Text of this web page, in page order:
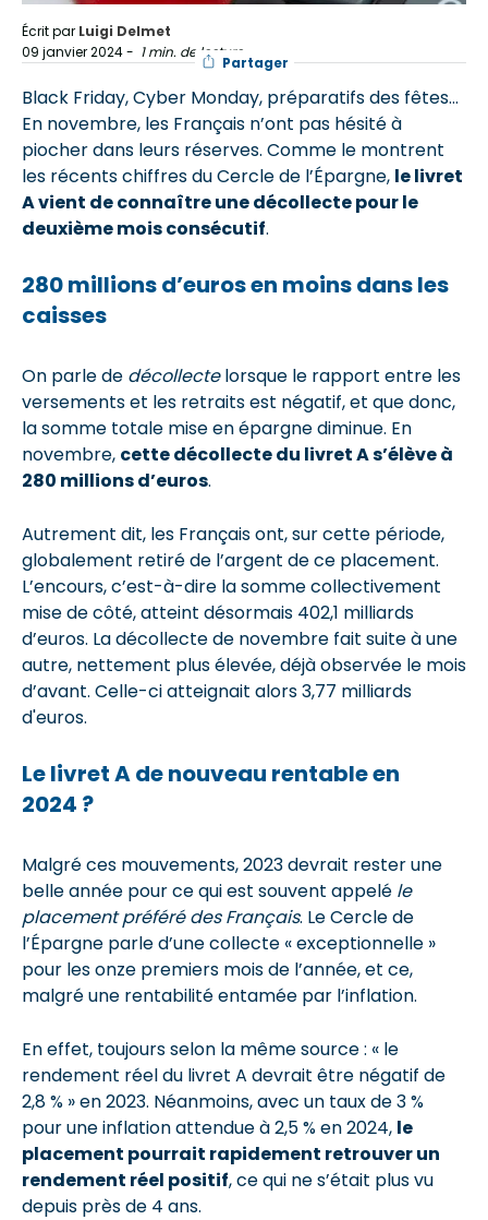
Écrit par Luigi Delmet
09 janvier 2024- 1 min. de lecture
Partager
Black Friday, Cyber Monday, préparatifs des fêtes…
En novembre, les Français n’ont pas hésité à
piocher dans leurs réserves. Comme le montrent
les récents chiffres du Cercle de l’Épargne, le livret
A vient de connaître une décollecte pour le
deuxième mois consécutif.
280 millions d’euros en moins dans les
caisses
On parle de décollectelorsque le rapport entre les
versements et les retraits est négatif, et que donc,
la somme totale mise en épargne diminue. En
novembre, cette décollecte du livret A s’élève à
280 millions d’euros.
Autrement dit, les Français ont, sur cette période,
globalement retiré de l’argent de ce placement.
L’encours, c’est-à-dire la somme collectivement
mise de côté, atteint désormais 402,1 milliards
d’euros. La décollecte de novembre fait suite à une
autre, nettement plus élevée, déjà observée le mois
d’avant. Celle-ci atteignait alors 3,77 milliards
d'euros.
Le livret A de nouveau rentable en
2024 ?
Malgré ces mouvements, 2023 devrait rester une
belle année pour ce qui est souvent appelé le
placement préféré des Français. Le Cercle de
l’Épargne parle d’une collecte « exceptionnelle »
pour les onze premiers mois de l’année, et ce,
malgré une rentabilité entamée par l’inflation.
En effet, toujours selon la même source : « le
rendement réel du livret A devrait être négatif de
2,8 % » en 2023. Néanmoins, avec un taux de 3 %
pour une inflation attendue à 2,5 % en 2024, le
placement pourrait rapidement retrouver un
rendement réel positif, ce qui ne s’était plus vu
depuis près de 4 ans.